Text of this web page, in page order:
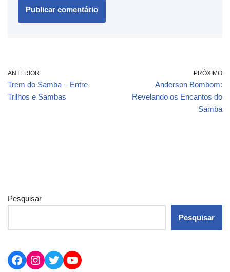
ANTERIOR
Trem do Samba – Entre
Trilhos e Sambas
PRÓXIMO
Anderson Bombom:
Revelando os Encantos do
Samba
Pesquisar
Pesquisar